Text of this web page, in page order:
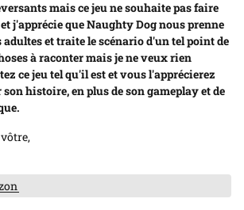
mais ce jeu ne souhaite pas faire
j'apprécie que Naughty Dog nous prenne
adultes et traite le scénario d'un tel point de
à raconter mais je ne veux rien
ce jeu tel qu'il est et vous l'apprécierez
histoire, en plus de son gameplay et de